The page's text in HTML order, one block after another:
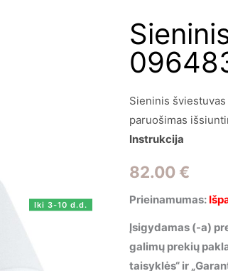
Iki 3-10 d.d.
Sieninis šviestuvas
paruošimas
Instrukcija
82.00 €
Prieinamumas:
Įsigydamas (-a)
galimų prekių
taisyklės“ ir